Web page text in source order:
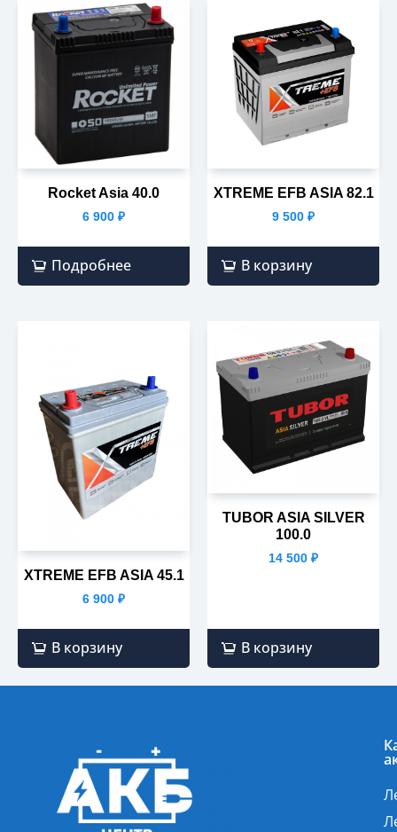
Rocket Asia 40.0
6 900 ₽
Подробнее
XTREME EFB ASIA 82.1
9 500 ₽
В корзину
XTREME EFB ASIA 45.1
6 900 ₽
В корзину
TUBOR ASIA SILVER
100.0
14 500 ₽
В корзину